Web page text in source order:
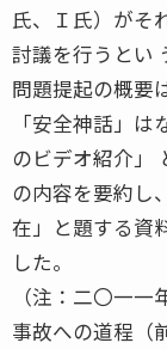
氏、Ｉ氏）がそ
討議を行うとい
問題提起の概要
「安全神話」
のビデオ紹介」
の内容を要約し
在」と題する資
した。
（注：二〇一
事故への道程（